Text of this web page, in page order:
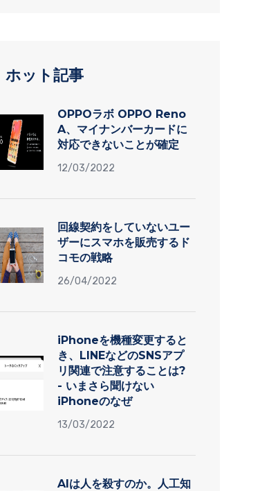
ホット記事
OPPOラボ OPPO Reno
A、マイナンバーカードに
対応できないことが確定
12/03/2022
回線契約をしていないユー
ザーにスマホを販売するド
コモの戦略
26/04/2022
iPhoneを機種変更すると
き、LINEなどのSNSアプ
リ関連で注意することは?
- いまさら聞けない
iPhoneのなぜ
13/03/2022
AIは人を殺すのか。人工知